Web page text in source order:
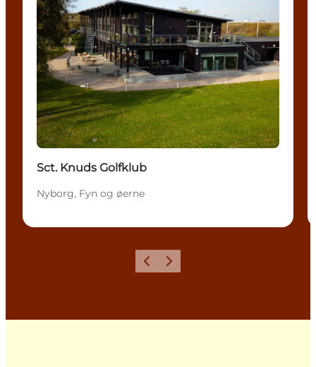
Sct. Knuds Golfklub
Nyborg, Fyn og øerne
ForrigeNæste